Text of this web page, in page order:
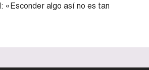
«Esconder algo así no es tan